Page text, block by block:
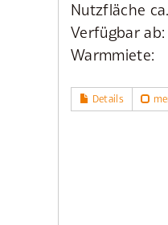
Nutzfläche
Verfügbar ab:
Warmmiete:
Details